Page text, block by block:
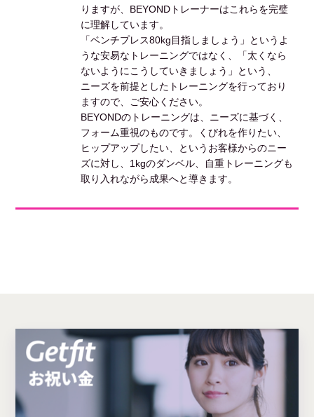
りますが、BEYONDトレーナーはこれらを完璧
に理解しています。
「ベンチプレス80kg目指しましょう」というよ
うな安易なトレーニングではなく、「太くなら
ないようにこうしていきましょう」という、
ニーズを前提としたトレーニングを行っており
ますので、ご安心ください。
BEYONDのトレーニングは、ニーズに基づく、
フォーム重視のものです。くびれを作りたい、
ヒップアップしたい、というお客様からのニー
ズに対し、1kgのダンベル、自重トレーニングも
取り入れながら成果へと導きます。